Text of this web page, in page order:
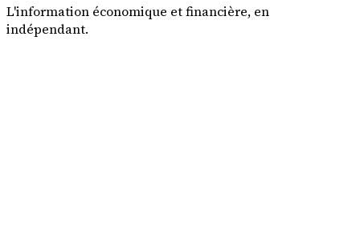
L'information économique et financière, en
indépendant.